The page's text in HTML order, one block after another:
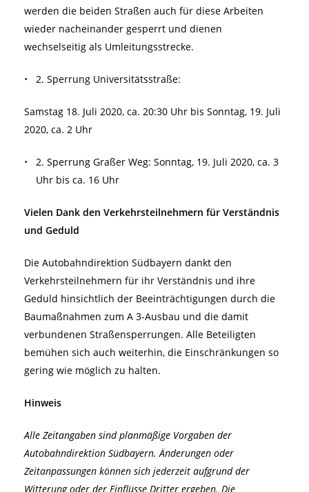
werden die beiden Straßen auch für diese Arbeiten
wieder nacheinander gesperrt und dienen
wechselseitig als Umleitungsstrecke.
2. Sperrung Universitätsstraße:
Samstag 18. Juli 2020, ca. 20:30 Uhr bis Sonntag, 19. Juli
2020, ca. 2 Uhr
2. Sperrung Graßer Weg: Sonntag, 19. Juli 2020, ca. 3
Uhr bis ca. 16 Uhr
Vielen Dank den Verkehrsteilnehmern für Verständnis
und Geduld
Die Autobahndirektion Südbayern dankt den
Verkehrsteilnehmern für ihr Verständnis und ihre
Geduld hinsichtlich der Beeinträchtigungen durch die
Baumaßnahmen zum A 3-Ausbau und die damit
verbundenen Straßensperrungen. Alle Beteiligten
bemühen sich auch weiterhin, die Einschränkungen so
gering wie möglich zu halten.
Hinweis
Alle Zeitangaben sind planmäßige Vorgaben der
Autobahndirektion Südbayern. Änderungen oder
Zeitanpassungen können sich jederzeit aufgrund der
Witterung oder der Einflüsse Dritter ergeben. Die